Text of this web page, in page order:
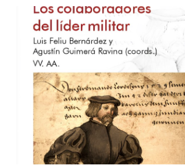
Warning : Use of undefined constant
'php' (this will throw an Error in a future
/var/www/acami.es/wp-
content/themes/fundcami/page-
on line99